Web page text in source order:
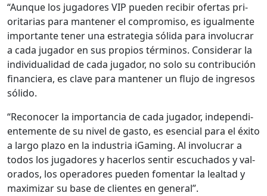
“Aunque los jugadores VIP pueden recibir ofer­tas pri­
or­i­tarias para man­ten­er el com­pro­miso, es igual­mente
impor­tante ten­er una estrate­gia sól­i­da para involu­crar
a cada jugador en sus pro­pios tér­mi­nos. Con­sid­er­ar la
indi­vid­u­al­i­dad de cada jugador, no solo su con­tribu­ción
financiera, es clave para man­ten­er un flu­jo de ingre­sos
sóli­do.
“Recono­cer la impor­tan­cia de cada jugador, inde­pen­di­
en­te­mente de su niv­el de gas­to, es esen­cial para el éxi­to
a largo pla­zo en la indus­tria iGam­ing. Al involu­crar a
todos los jugadores y hac­er­los sen­tir escucha­dos y val­
o­rados, los oper­adores pueden fomen­tar la leal­tad y
max­i­mizar su base de clientes en gen­er­al”.